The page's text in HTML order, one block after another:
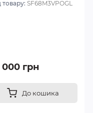
товару: SF68M3VPOGL
000 грн
До кошика